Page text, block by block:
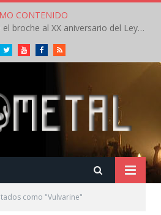
CONTENIDO
Crónica: Helloween pone el broche al XX aniversario del Leyendas del Rock – Sábado – Agosto 2026
TwitterYoutubeFacebookRSS
como "Vulvarine"